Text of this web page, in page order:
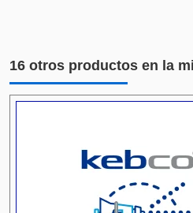
16 otros productos en la